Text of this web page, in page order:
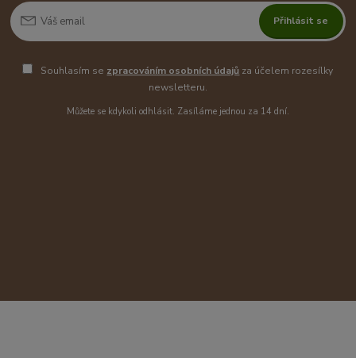
Přihlásit se
Souhlasím se zpracováním osobních údajů za účelem rozesílky
newsletteru.
Můžete se kdykoli odhlásit. Zasíláme jednou za 14 dní.